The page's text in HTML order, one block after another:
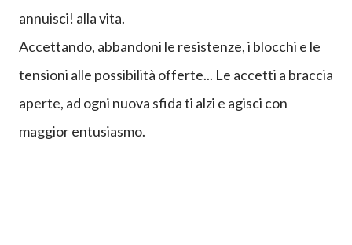
annuisci! alla vita.
Accettando, abbandoni le resistenze, i blocchi e le
tensioni alle possibilità offerte... Le accetti a braccia
aperte, ad ogni nuova sfida ti alzi e agisci con
maggior entusiasmo.